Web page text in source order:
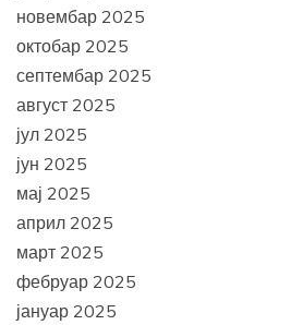
новембар 2025
октобар 2025
септембар 2025
август 2025
јул 2025
јун 2025
мај 2025
април 2025
март 2025
фебруар 2025
јануар 2025